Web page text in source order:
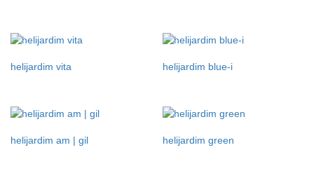
helijardim vita helijardim blue-i
helijardim am | gil helijardim green